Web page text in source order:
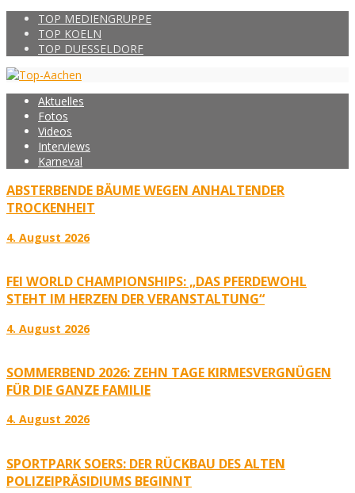
TOP MEDIENGRUPPE
TOP KOELN
TOP DUESSELDORF
Aktuelles
Fotos
Videos
Interviews
Karneval
ABSTERBENDE BÄUME WEGEN ANHALTENDER
TROCKENHEIT
4. August 2026
FEI WORLD CHAMPIONSHIPS: „DAS PFERDEWOHL
STEHT IM HERZEN DER VERANSTALTUNG“
4. August 2026
SOMMERBEND 2026: ZEHN TAGE KIRMESVERGNÜGEN
FÜR DIE GANZE FAMILIE
4. August 2026
SPORTPARK SOERS: DER RÜCKBAU DES ALTEN
POLIZEIPRÄSIDIUMS BEGINNT